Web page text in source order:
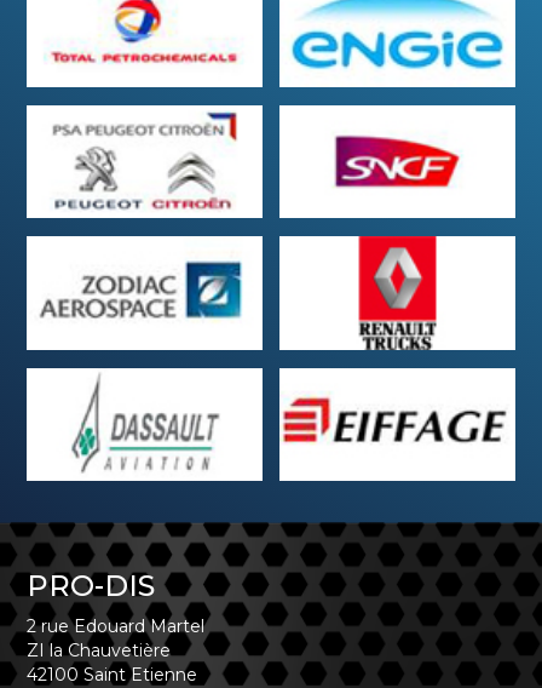
PRO-DIS
2 rue Edouard Martel
ZI la Chauvetière
42100 Saint Etienne